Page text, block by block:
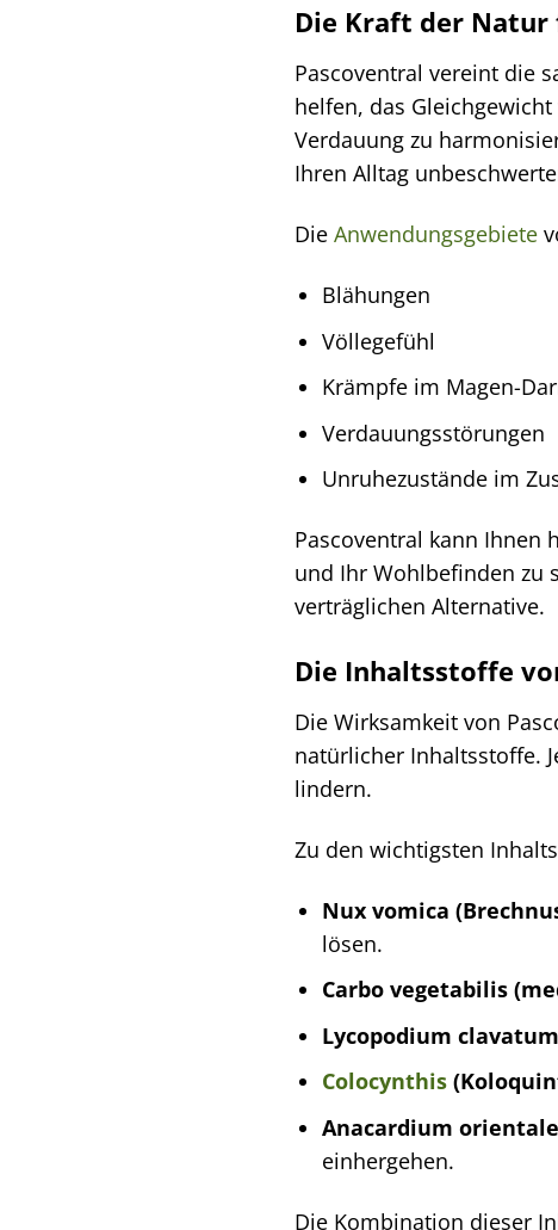
Die Kraft der Natur
Pascoventral vereint die
helfen, das
Verdauung zu
Ihren Alltag
Die Anwendungsgebiete
Blähungen
Völlegefühl
Krämpfe im Magen-
Verdauungsstörungen
Unruhezustände im
Pascoventral kann Ihnen
und Ihr Wohlbefinden zu
verträglichen Alternative.
Die Inhaltsstoffe
Die Wirksamkeit von
natürlicher Inhaltsstoffe.
lindern.
Zu den wichtigsten
Nux vomica
lösen.
Carbo vegetabilis
Lycopodium
Colocynthis
Anacardium
einhergehen.
Die Kombination dieser